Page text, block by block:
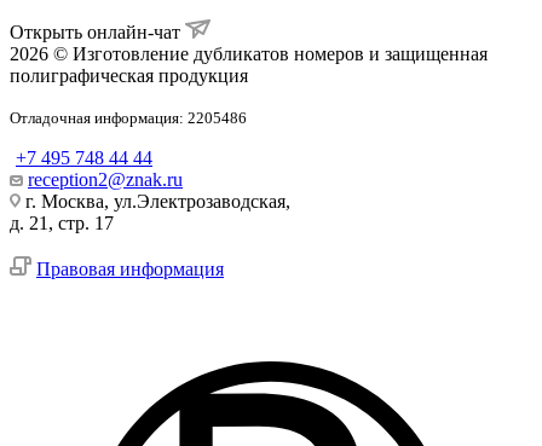
Открыть онлайн-чат
2026 © Изготовление дубликатов номеров и защищенная
полиграфическая продукция
Отладочная информация: 2205486
+7 495 748 44 44
reception2@znak.ru
г. Москва, ул.Электрозаводская,
д. 21, стр. 17
Правовая информация